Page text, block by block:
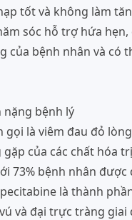
tốt và không làm
sóc hỗ trợ hứa
của bệnh nhân và có
nặng bệnh lý
gọi là viêm đau đỏ
của các chất hóa
73% bệnh nhân
là thành
và đại trực tràng giai